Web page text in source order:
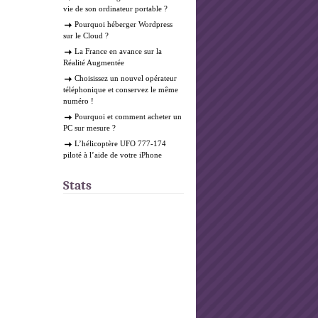
vie de son ordinateur portable ?
Pourquoi héberger Wordpress
sur le Cloud ?
La France en avance sur la
Réalité Augmentée
Choisissez un nouvel opérateur
téléphonique et conservez le même
numéro !
Pourquoi et comment acheter un
PC sur mesure ?
L’hélicoptère UFO 777-174
piloté à l’aide de votre iPhone
Stats